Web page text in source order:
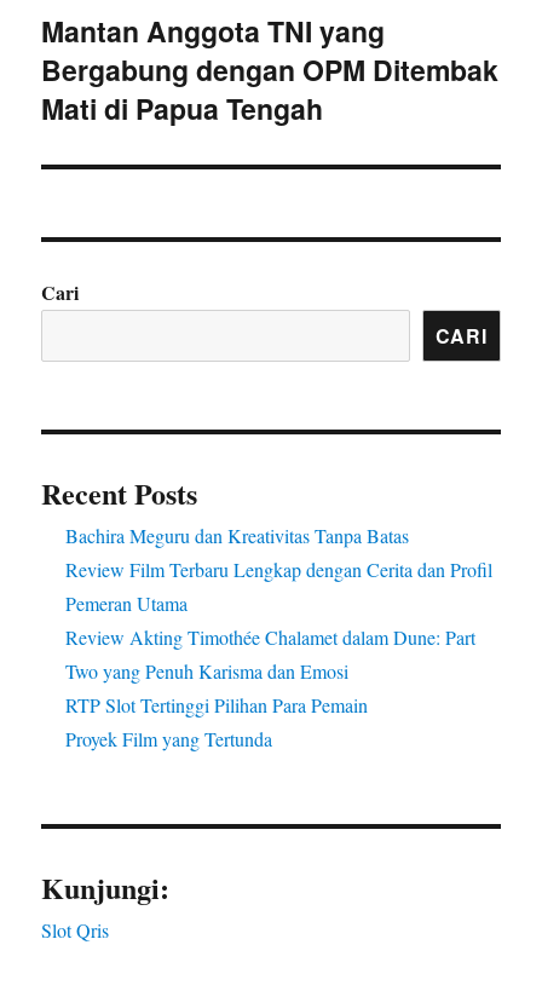
Next
post:
Mantan Anggota TNI yang
Bergabung dengan OPM Ditembak
Mati di Papua Tengah
Cari
CARI
Recent Posts
Bachira Meguru dan Kreativitas Tanpa Batas
Review Film Terbaru Lengkap dengan Cerita dan Profil
Pemeran Utama
Review Akting Timothée Chalamet dalam Dune: Part
Two yang Penuh Karisma dan Emosi
RTP Slot Tertinggi Pilihan Para Pemain
Proyek Film yang Tertunda
Kunjungi:
Slot Qris